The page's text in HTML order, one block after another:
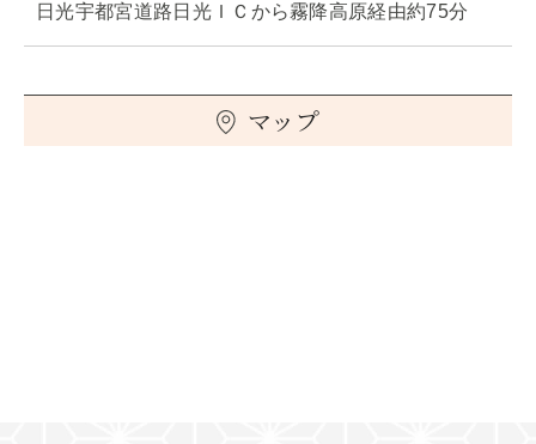
日光宇都宮道路日光ＩＣから霧降高原経由約75分
マップ